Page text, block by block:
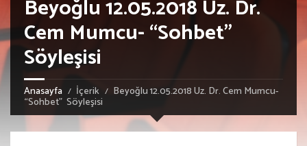
Beyoğlu 12.05.2018 Uz. Dr.
Cem Mumcu- “Sohbet”
Söyleşisi
Anasayfa İçerik Beyoğlu 12.05.2018 Uz. Dr. Cem Mumcu-
“Sohbet” Söyleşisi